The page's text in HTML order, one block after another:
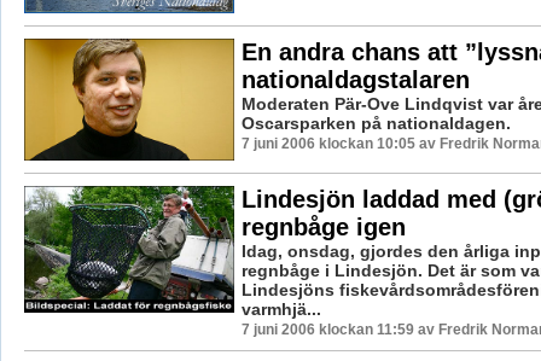
En andra chans att
nationaldagstalaren
Moderaten Pär-Ove Lindqvist var
Oscarsparken på nationaldagen.
7 juni 2006 klockan 10:05 av Fredrik
Lindesjön laddad med
regnbåge igen
Idag, onsdag, gjordes den årliga
regnbåge i Lindesjön. Det är som
Lindesjöns
varmhjä...
7 juni 2006 klockan 11:59 av Fredrik